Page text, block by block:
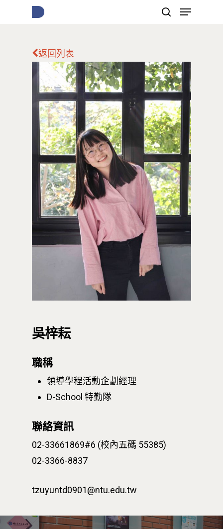
按下Enter開始搜尋，或Esc關閉跳窗
返回列表
吳梓耘
職稱
領導學程活動企劃經理
D-School 特勤隊
聯絡資訊
02-33661869#6 (校內五碼 55385)
02-3366-8837
tzuyuntd0901@ntu.edu.tw